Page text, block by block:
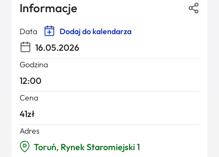
Informacje
Data Dodaj do kalendarza
16.05.2026
Godzina
12:00
Cena
41zł
Adres
Toruń, Rynek Staromiejski 1